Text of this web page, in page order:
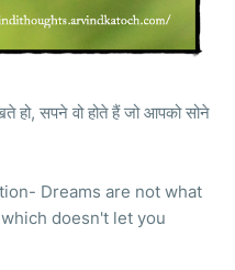
हो, सपने वो होते हैं जो आपको सोने
Dreams are not what
doesn't let you